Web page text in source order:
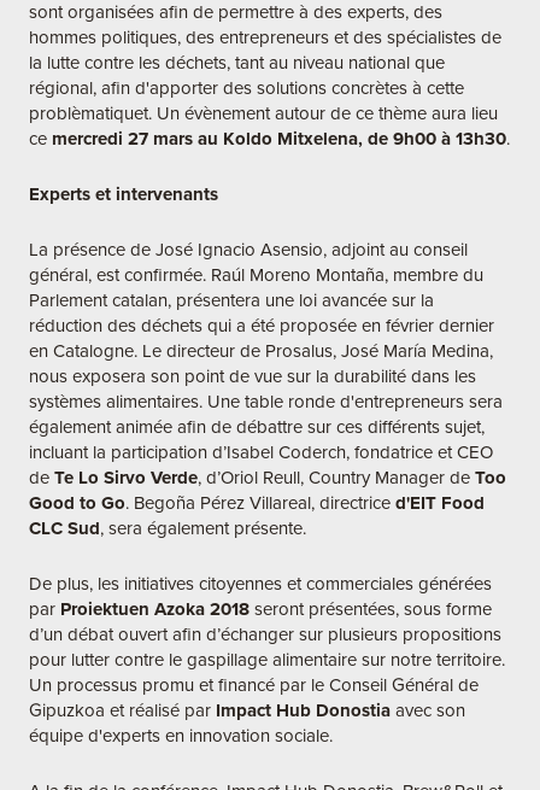
sont organisées afin de permettre à des experts, des
hommes politiques, des entrepreneurs et des spécialistes de
la lutte contre les déchets, tant au niveau national que
régional, afin d'apporter des solutions concrètes à cette
problèmatiquet. Un évènement autour de ce thème aura lieu
ce mercredi 27 mars au Koldo Mitxelena, de 9h00 à 13h30.
Experts et intervenants
La présence de José Ignacio Asensio, adjoint au conseil
général, est confirmée. Raúl Moreno Montaña, membre du
Parlement catalan, présentera une loi avancée sur la
réduction des déchets qui a été proposée en février dernier
en Catalogne. Le directeur de Prosalus, José María Medina,
nous exposera son point de vue sur la durabilité dans les
systèmes alimentaires. Une table ronde d'entrepreneurs sera
également animée afin de débattre sur ces différents sujet,
incluant la participation d’Isabel Coderch, fondatrice et CEO
de Te Lo Sirvo Verde, d’Oriol Reull, Country Manager de Too
Good to Go. Begoña Pérez Villareal, directrice d'EIT Food
CLC Sud, sera également présente.
De plus, les initiatives citoyennes et commerciales générées
par Proiektuen Azoka 2018 seront présentées, sous forme
d’un débat ouvert afin d’échanger sur plusieurs propositions
pour lutter contre le gaspillage alimentaire sur notre territoire.
Un processus promu et financé par le Conseil Général de
Gipuzkoa et réalisé par Impact Hub Donostia avec son
équipe d'experts en innovation sociale.